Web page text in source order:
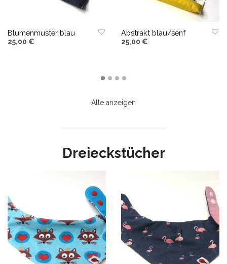
Blumenmuster blau
25,00 €
Abstrakt blau/senf
25,00 €
Alle anzeigen
Dreieckstücher